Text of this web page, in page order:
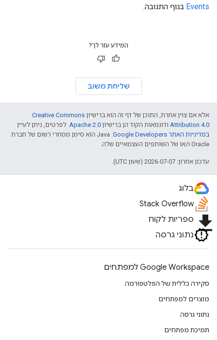
Events בגוף התגובה.
המידע עזר לך?
שליחת משוב
אלא אם צוין אחרת, התוכן של דף זה הוא ברישיון Creative Commons
Attribution 4.0 ודוגמאות הקוד הן ברישיון Apache 2.0. לפרטים, ניתן לעיין
במדיניות האתר Google Developers‏
.‏ Java הוא סימן מסחרי רשום של חברת
Oracle ו/או של השותפים העצמאיים שלה.
עדכון אחרון: 2026-07-07 (שעון UTC).
בלוג
Stack Overflow
file_download ספריות לקוח
נתוני גרסה
Google Workspace למפתחים
סקירה כללית של הפלטפורמה
מוצרים למפתחים
נתוני גרסה
תמיכת מפתחים